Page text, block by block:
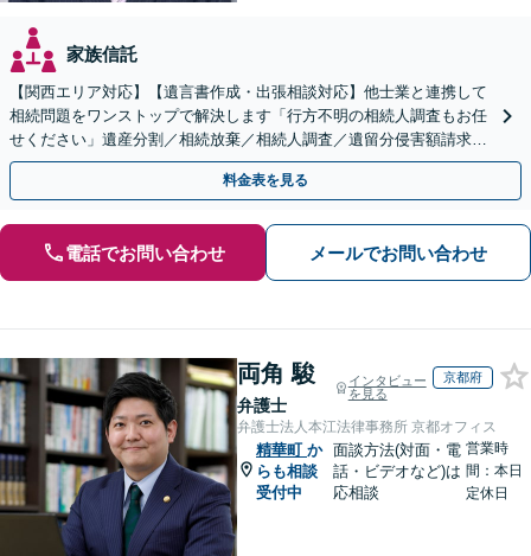
家族信託
【関西エリア対応】【遺言書作成・出張相談対応】他士業と連携して
相続問題をワンストップで解決します「行方不明の相続人調査もお任
せください」遺産分割／相続放棄／相続人調査／遺留分侵害額請求／
登記など【休日・夜間面談可】【分割払い対応】
料金表を見る
電話でお問い合わせ メールでお問い合わせ
両角 駿
弁護士
インタビュー
を見る
京都府
弁護士法人本江法律事務所 京都オフィス
精華町 か
らも相談
受付中
面談方法(対面・電
話・ビデオなど)は
応相談
営業時
間：本日
定休日